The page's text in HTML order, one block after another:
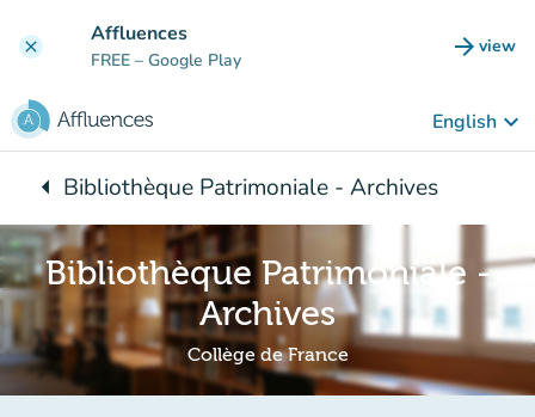
clear Affluences
FREE – Google Play arrow_forward view
(new
English keyboard_arrow_down
arrow_leftBack to:
Bibliothèque Patrimoniale - Archives
Bibliothèque Patrimoniale -
Archives
Collège de France